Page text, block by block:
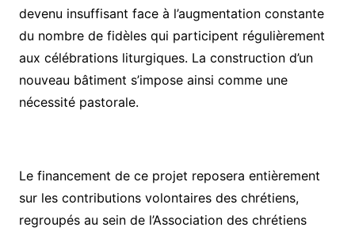
devenu insuffisant face à l’augmentation constante
du nombre de fidèles qui participent régulièrement
aux célébrations liturgiques. La construction d’un
nouveau bâtiment s’impose ainsi comme une
nécessité pastorale.
Le financement de ce projet reposera entièrement
sur les contributions volontaires des chrétiens,
regroupés au sein de l’Association des chrétiens